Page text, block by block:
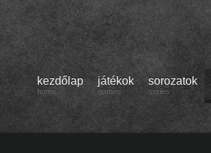
kezdőlap
home
játékok
games
sorozatok
series